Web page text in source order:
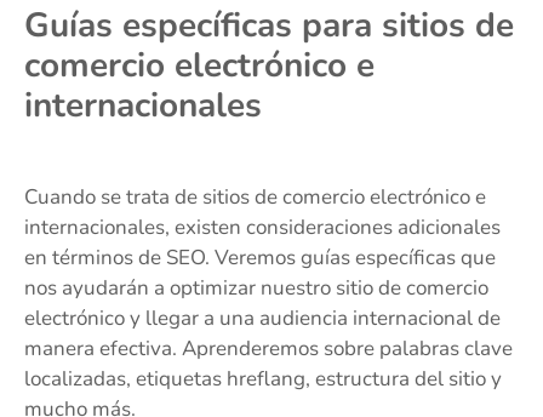
Guías específicas para sitios de
comercio electrónico e
internacionales
Cuando se trata de sitios de comercio electrónico e
internacionales, existen consideraciones adicionales
en términos de SEO. Veremos guías específicas que
nos ayudarán a optimizar nuestro sitio de comercio
electrónico y llegar a una audiencia internacional de
manera efectiva. Aprenderemos sobre palabras clave
localizadas, etiquetas hreflang, estructura del sitio y
mucho más.